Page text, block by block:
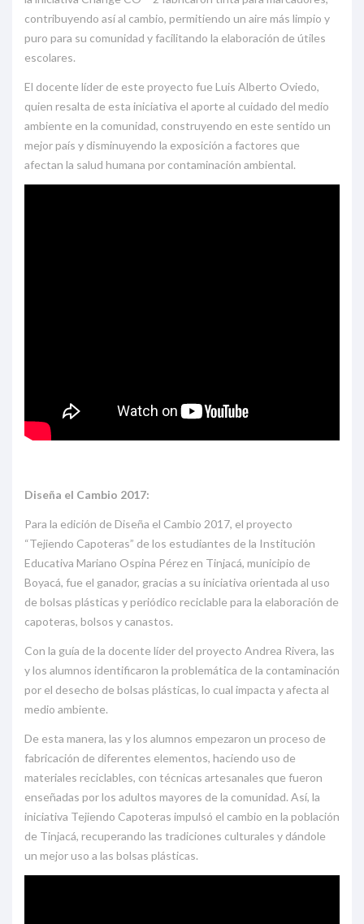
contribuyendo así al cambio, permitiendo un aire más limpio y
puro para su comunidad y facilitando la elaboración de útiles
escolares.
El docente líder de este proyecto fue Luis Alberto Oviedo,
quien resalta de esta iniciativa el aporte al cuidado del medio
ambiente en la comunidad, construyendo en este sentido un
mejor país y disminuyendo la exposición a factores que
afectan la salud humana por contaminación ambiental.
Diseña el Cambio 2017:
Para la edición de Diseña el Cambio 2017, el proyecto
“Tejiendo Capoteras” de los estudiantes de la Institución
Educativa Mariano Ospina Pérez en Tinjacá, municipio de
Boyacá, fue el ganador, gracias a su iniciativa orientada al uso
de bolsas plásticas y periódico reciclable para la elaboración de
capoteras, bolsos y canastos.
Con la guía de la docente líder del proyecto Andrea Rivera, las
y los alumnos identificaron la problemática de la contaminación
por el desecho de bolsas plásticas, lo cual impacta y afecta al
medio ambiente.
De esta manera, las y los alumnos empezaron un proceso de
fabricación de diferentes elementos, haciendo uso de
materiales reciclables, con técnicas artesanales que fueron
enseñadas por los adultos mayores de la comunidad. Así, la
iniciativa Tejiendo Capoteras impulsó el cambio en la población
de Tinjacá, recuperando las tradiciones culturales y dándole
un mejor uso a las bolsas plásticas.